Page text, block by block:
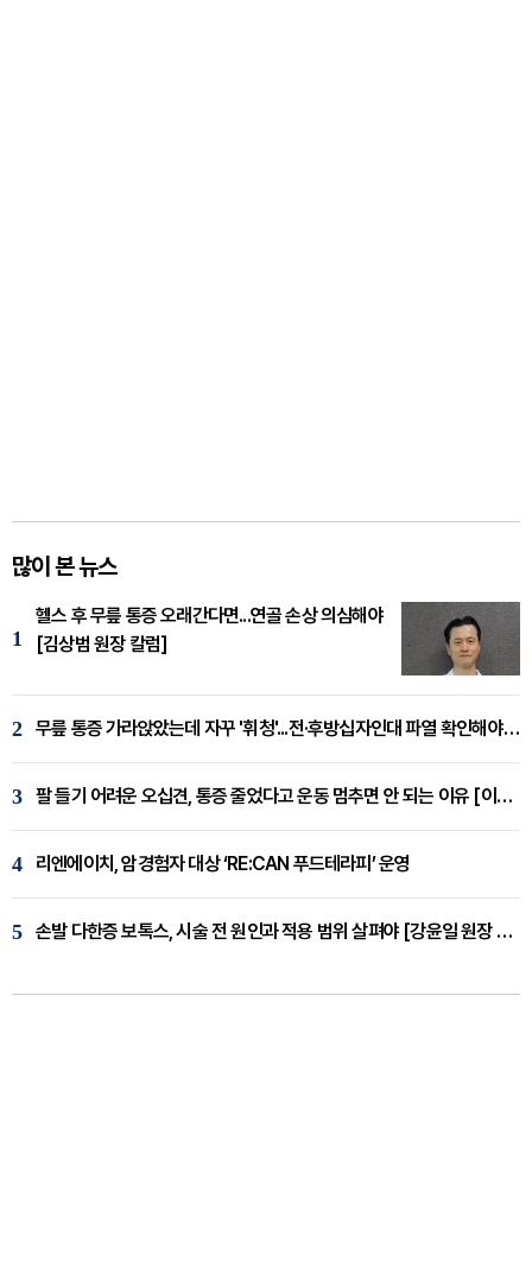
많이 본 뉴스
1
헬스 후 무릎 통증 오래간다면...연골 손상 의심해야
[김상범 원장 칼럼]
2 무릎 통증 가라앉았는데 자꾸 '휘청'...전·후방십자인대 파열 확인해야 [곽우경 원장 칼럼]
3 팔 들기 어려운 오십견, 통증 줄었다고 운동 멈추면 안 되는 이유 [이병욱 원장 칼럼]
4 리엔에이치, 암경험자 대상 ‘RE:CAN 푸드테라피’ 운영
5 손발 다한증 보톡스, 시술 전 원인과 적용 범위 살펴야 [강윤일 원장 칼럼]